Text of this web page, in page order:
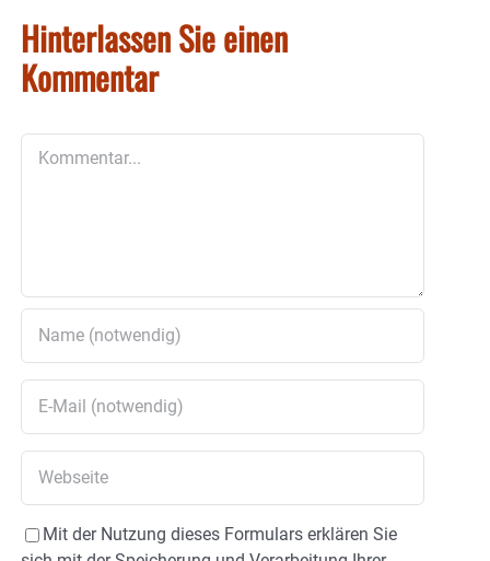
Hinterlassen Sie einen
Kommentar
Mit der Nutzung dieses Formulars erklären Sie